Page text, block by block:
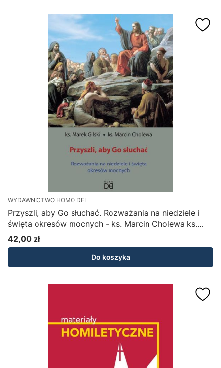
WYDAWNICTWO HOMO DEI
Przyszli, aby Go słuchać. Rozważania na niedziele i
święta okresów mocnych - ks. Marcin Cholewa ks.
Marek Gilski
Cena
42,00 zł
Do koszyka